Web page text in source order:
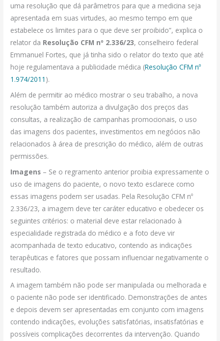
uma resolução que dá parâmetros para que a medicina seja
apresentada em suas virtudes, ao mesmo tempo em que
estabelece os limites para o que deve ser proibido”, explica o
relator da Resolução CFM nº 2.336/23, conselheiro federal
Emmanuel Fortes, que já tinha sido o relator do texto que até
hoje regulamentava a publicidade médica (Resolução CFM nº
1.974/2011 ).
Além de permitir ao médico mostrar o seu trabalho, a nova
resolução também autoriza a divulgação dos preços das
consultas, a realização de campanhas promocionais, o uso
das imagens dos pacientes, investimentos em negócios não
relacionados à área de prescrição do médico, além de outras
permissões.
Imagens – Se o regramento anterior proibia expressamente o
uso de imagens do paciente, o novo texto esclarece como
essas imagens podem ser usadas. Pela Resolução CFM nº
2.336/23, a imagem deve ter caráter educativo e obedecer os
seguintes critérios: o material deve estar relacionado à
especialidade registrada do médico e a foto deve vir
acompanhada de texto educativo, contendo as indicações
terapêuticas e fatores que possam influenciar negativamente o
resultado.
A imagem também não pode ser manipulada ou melhorada e
o paciente não pode ser identificado. Demonstrações de antes
e depois devem ser apresentadas em conjunto com imagens
contendo indicações, evoluções satisfatórias, insatisfatórias e
possíveis complicações decorrentes da intervenção. Quando